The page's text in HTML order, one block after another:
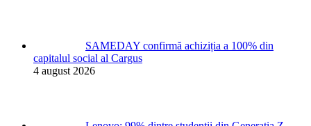
SAMEDAY confirmă achiziția a 100% din
capitalul social al Cargus
4 august 2026